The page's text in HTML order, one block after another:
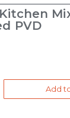
PVD
Add